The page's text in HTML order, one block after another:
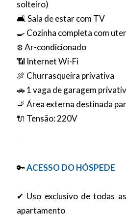
solteiro)
🛋️ Sala de estar com TV
🍳 Cozinha completa com
❄️ Ar-condicionado
📶 Internet Wi-Fi
🍖 Churrasqueira privativa
🚗 1 vaga de garagem
🚬 Área externa destinada
🔌 Tensão: 220V
🔑ACESSO DO HÓSPEDE
✔ Uso exclusivo de todas
apartamento